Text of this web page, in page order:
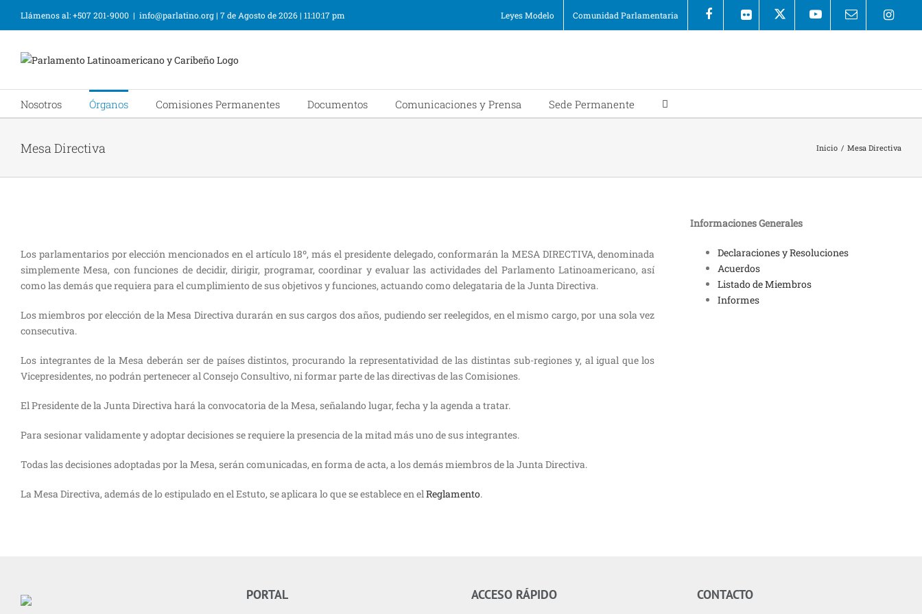
Llámenos al: +507 201-9000 | info@parlatino.org| 7 de Agosto de 2026| 11:10:17 pm Leyes Modelo Comunidad Parlamentaria
Nosotros Órganos Comisiones Permanentes Documentos Comunicaciones y Prensa Sede Permanente
Mesa Directiva Inicio / Mesa Directiva
Los parlamentarios por elección mencionados en el artículo 18º, más el presidente delegado, conformarán la MESA DIRECTIVA, denominada
simplemente Mesa, con funciones de decidir, dirigir, programar, coordinar y evaluar las actividades del Parlamento Latinoamericano, así
como las demás que requiera para el cumplimiento de sus objetivos y funciones, actuando como delegataria de la Junta Directiva.
Los miembros por elección de la Mesa Directiva durarán en sus cargos dos años, pudiendo ser reelegidos, en el mismo cargo, por una sola vez
consecutiva.
Los integrantes de la Mesa deberán ser de países distintos, procurando la representatividad de las distintas sub-regiones y, al igual que los
Vicepresidentes, no podrán pertenecer al Consejo Consultivo, ni formar parte de las directivas de las Comisiones.
El Presidente de la Junta Directiva hará la convocatoria de la Mesa, señalando lugar, fecha y la agenda a tratar.
Para sesionar validamente y adoptar decisiones se requiere la presencia de la mitad más uno de sus integrantes.
Todas las decisiones adoptadas por la Mesa, serán comunicadas, en forma de acta, a los demás miembros de la Junta Directiva.
La Mesa Directiva, además de lo estipulado en el Estuto, se aplicara lo que se establece en elReglamento.
Informaciones Generales
Declaraciones y Resoluciones
Acuerdos
Listado de Miembros
Informes
PORTAL ACCESO RÁPIDO CONTACTO